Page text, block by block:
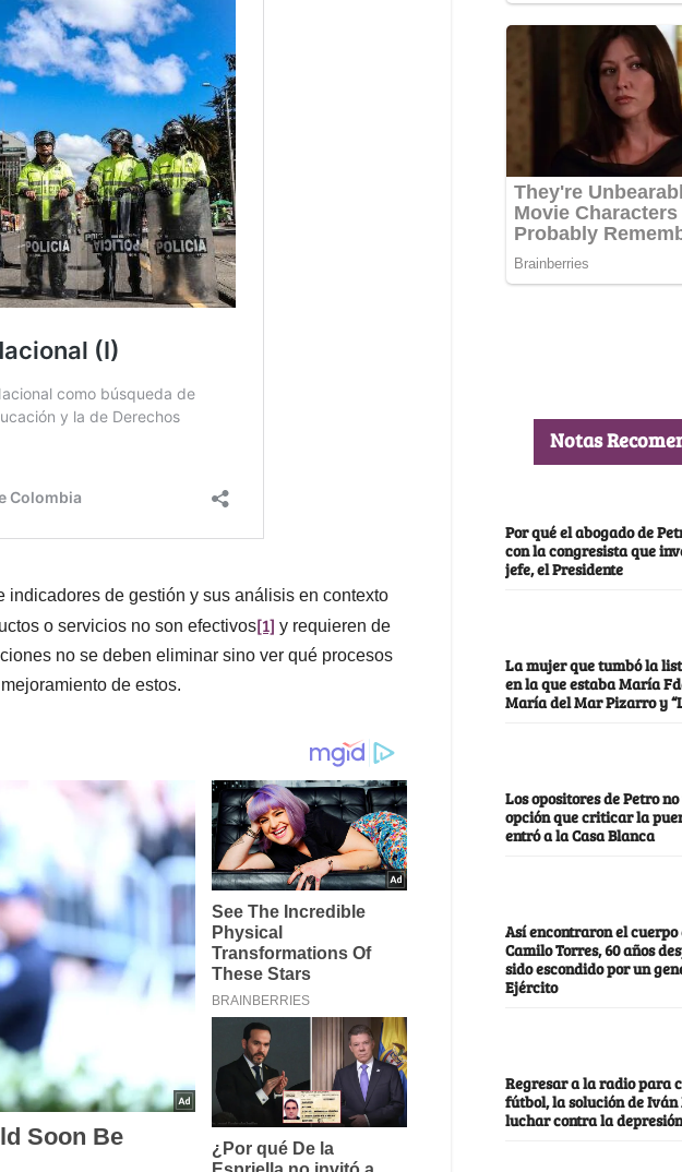
de gestión y sus análisis en contexto
o servicios no son efectivos[1] y requieren de
no se deben eliminar sino ver qué procesos
de estos.
Notas
Por qué el abogado de
con la congresista que
jefe, el Presidente
La mujer que tumbó la
en la que estaba María
María del Mar Pizarro y
Los opositores de Petro
opción que criticar la
entró a la Casa Blanca
Así encontraron el
Camilo Torres, 60 años
sido escondido por un
Ejército
Regresar a la radio para
fútbol, la solución de
luchar contra la depresión